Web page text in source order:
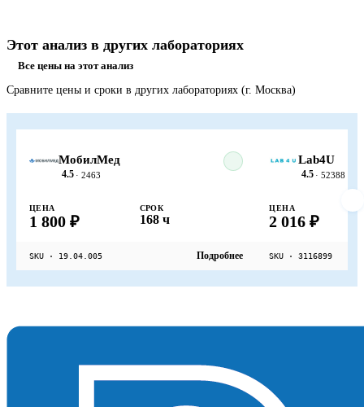
Этот анализ в других лабораториях
Все цены на этот анализ
Сравните цены и сроки в других лабораториях (г. Москва)
МобилМед
4.5 · 2463
ЦЕНА
1 800 ₽
СРОК
168 ч
SKU · 19.04.005 Подробнее
Lab4U
4.5 · 52388
ЦЕНА
2 016 ₽
SKU · 3116899